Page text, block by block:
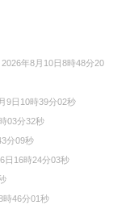
2026年8月10日8時48分20
9日10時39分02秒
03分32秒
分09秒
日16時24分03秒
時46分01秒